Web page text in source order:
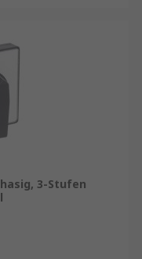
3-Stufen